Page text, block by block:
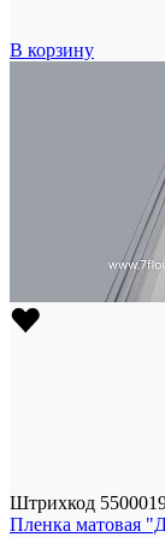
В корзину
Штрихкод
Пленка матовая